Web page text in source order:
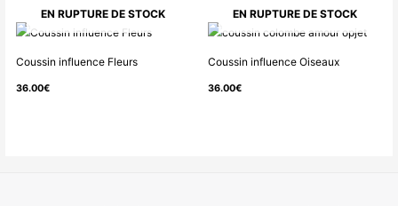
plus
ancien
EN RUPTURE DE STOCK
Coussin influence Fleurs
36.00€
EN RUPTURE DE STOCK
Coussin influence Oiseaux
36.00€